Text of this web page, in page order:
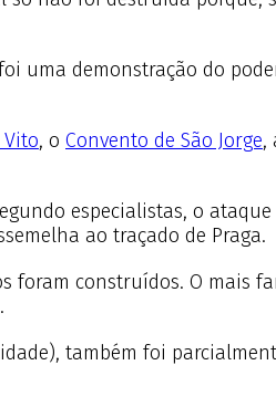
uma demonstração do
Vito, o Convento de São Jorge,
especialistas, o
ao traçado de Praga.
foram construídos. O mais
também foi